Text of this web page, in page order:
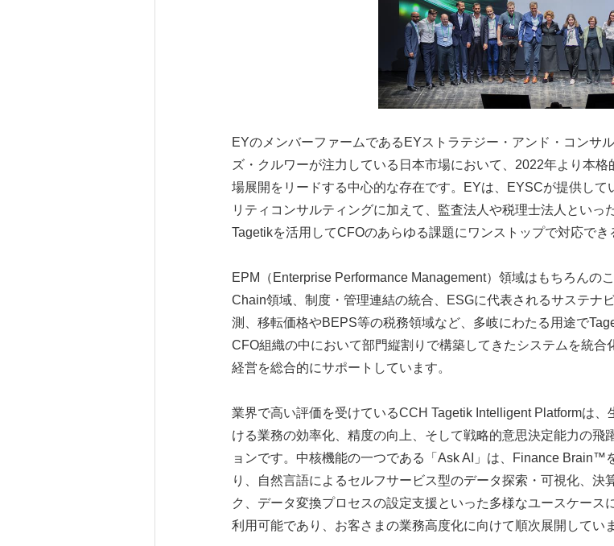
EYのメンバーファームであるEYストラテジー・アンド・コンサ
ズ・クルワーが注力している日本市場において、2022年より本
場展開をリードする中心的な存在です。EYは、EYSCが提供し
リティコンサルティングに加えて、監査法人や税理士法人といっ
Tagetikを活用してCFOのあらゆる課題にワンストップで対応でき
EPM（Enterprise Performance Management）領域はもちろんの
Chain領域、制度・管理連結の統合、ESGに代表されるサステナ
測、移転価格やBEPS等の税務領域など、多岐にわたる用途で
CFO組織の中において部門縦割りで構築してきたシステムを統合
経営を総合的にサポートしています。
業界で高い評価を受けているCCH Tagetik Intelligent Platformは
ける業務の効率化、精度の向上、そして戦略的意思決定能力の飛
ョンです。中核機能の一つである「Ask AI」は、Finance Brain™
り、自然言語によるセルフサービス型のデータ探索・可視化、決
ク、データ変換プロセスの設定支援といった多様なユースケース
利用可能であり、お客さまの業務高度化に向けて順次展開してい